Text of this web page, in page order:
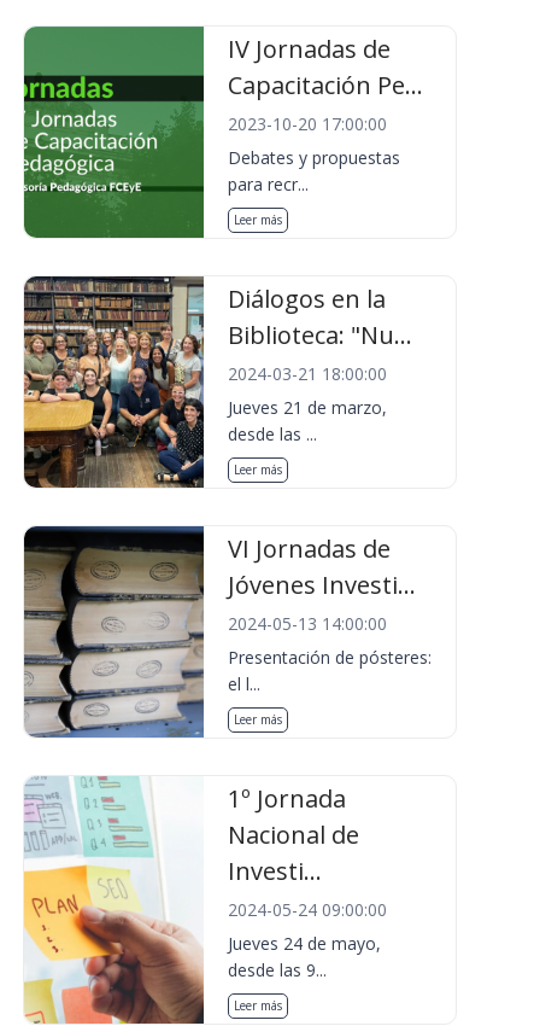
IV Jornadas de
Capacitación Pe...
2023-10-20 17:00:00
Debates y propuestas
para recr...
Leer más
Diálogos en la
Biblioteca: "Nu...
2024-03-21 18:00:00
Jueves 21 de marzo,
desde las ...
Leer más
VI Jornadas de
Jóvenes Investi...
2024-05-13 14:00:00
Presentación de pósteres:
el l...
Leer más
1º Jornada
Nacional de
Investi...
2024-05-24 09:00:00
Jueves 24 de mayo,
desde las 9...
Leer más